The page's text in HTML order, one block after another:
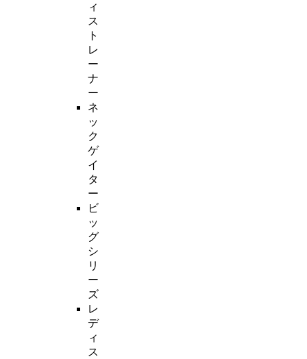
ィ
ス
ト
レ
ー
ナ
ー
ネ
ッ
ク
ゲ
イ
タ
ー
ビ
ッ
グ
シ
リ
ー
ズ
レ
デ
ィ
ス